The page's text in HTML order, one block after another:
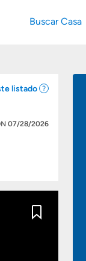
Buscar Casa
listado
07/28/2026
Guardar